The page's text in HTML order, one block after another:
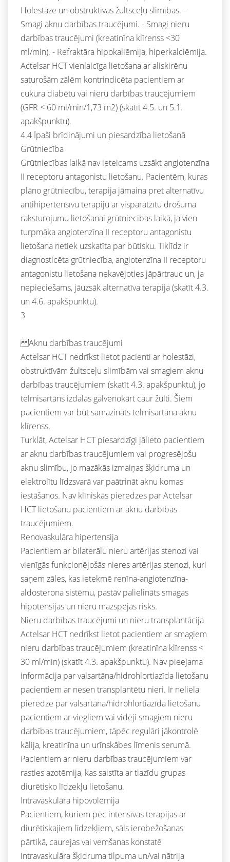
Holestāze un obstruktīvas žultsceļu slimības. -
Smagi aknu darbības traucējumi. - Smagi nieru
darbības traucējumi (kreatinīna klīrenss <30
ml/min). - Refraktāra hipokaliēmija, hiperkalciēmija.
Actelsar HCT vienlaicīga lietošana ar aliskirēnu
saturošām zālēm kontrindicēta pacientiem ar
cukura diabētu vai nieru darbības traucējumiem
(GFR < 60 ml/min/1,73 m2) (skatīt 4.5. un 5.1.
apakšpunktu).
4.4 Īpaši brīdinājumi un piesardzība lietošanā
Grūtniecība
Grūtniecības laikā nav ieteicams uzsākt angiotenzīna
II receptoru antagonistu lietošanu. Pacientēm, kuras
plāno grūtniecību, terapija jāmaina pret alternatīvu
antihipertensīvu terapiju ar vispāratzītu drošuma
raksturojumu lietošanai grūtniecības laikā, ja vien
turpmāka angiotenzīna II receptoru antagonistu
lietošana netiek uzskatīta par būtisku. Tiklīdz ir
diagnosticēta grūtniecība, angiotenzīna II receptoru
antagonistu lietošana nekavējoties jāpārtrauc un, ja
nepieciešams, jāuzsāk alternatīva terapija (skatīt 4.3.
un 4.6. apakšpunktu).
3
Aknu darbības traucējumi
Actelsar HCT nedrīkst lietot pacienti ar holestāzi,
obstruktīvām žultsceļu slimībām vai smagiem aknu
darbības traucējumiem (skatīt 4.3. apakšpunktu), jo
telmisartāns izdalās galvenokārt caur žulti. Šiem
pacientiem var būt samazināts telmisartāna aknu
klīrenss.
Turklāt, Actelsar HCT piesardzīgi jālieto pacientiem
ar aknu darbības traucējumiem vai progresējošu
aknu slimību, jo mazākās izmaiņas šķidruma un
elektrolītu līdzsvarā var paātrināt aknu komas
iestāšanos. Nav klīniskās pieredzes par Actelsar
HCT lietošanu pacientiem ar aknu darbības
traucējumiem.
Renovaskulāra hipertensija
Pacientiem ar bilaterālu nieru artērijas stenozi vai
vienīgās funkcionējošās nieres artērijas stenozi, kuri
saņem zāles, kas ietekmē renīna-angiotenzīna-
aldosterona sistēmu, pastāv palielināts smagas
hipotensijas un nieru mazspējas risks.
Nieru darbības traucējumi un nieru transplantācija
Actelsar HCT nedrīkst lietot pacientiem ar smagiem
nieru darbības traucējumiem (kreatinīna klīrenss <
30 ml/min) (skatīt 4.3. apakšpunktu). Nav pieejama
informācija par valsartāna/hidrohlortiazīda lietošanu
pacientiem ar nesen transplantētu nieri. Ir neliela
pieredze par valsartāna/hidrohlortiazīda lietošanu
pacientiem ar viegliem vai vidēji smagiem nieru
darbības traucējumiem, tāpēc regulāri jākontrolē
kālija, kreatinīna un urīnskābes līmenis serumā.
Pacientiem ar nieru darbības traucējumiem var
rasties azotēmija, kas saistīta ar tiazīdu grupas
diurētisko līdzekļu lietošanu.
Intravaskulāra hipovolēmija
Pacientiem, kuriem pēc intensīvas terapijas ar
diurētiskajiem līdzekļiem, sāls ierobežošanas
pārtikā, caurejas vai vemšanas konstatē
intravaskulāra šķidruma tilpuma un/vai nātrija